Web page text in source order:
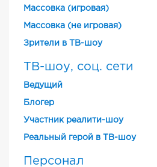
Массовка (игровая)
Массовка (не игровая)
Зрители в ТВ-шоу
ТВ-шоу, соц. сети
Ведущий
Блогер
Участник реалити-шоу
Реальный герой в ТВ-шоу
Персонал